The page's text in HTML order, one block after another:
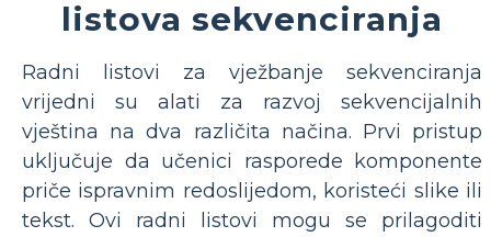
listova sekvenciranja
Radni listovi za vježbanje sekvenciranja
vrijedni su alati za razvoj sekvencijalnih
vještina na dva različita načina. Prvi pristup
uključuje da učenici rasporede komponente
priče ispravnim redoslijedom, koristeći slike ili
tekst. Ovi radni listovi mogu se prilagoditi